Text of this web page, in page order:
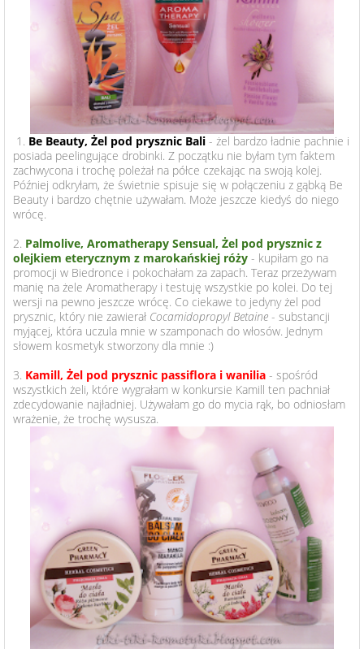
1. Be Beauty, Żel pod prysznic Bali - żel bardzo ładnie pachnie i
posiada peelingujące drobinki. Z początku nie byłam tym faktem
zachwycona i trochę poleżał na półce czekając na swoją kolej.
Później odkryłam, że świetnie spisuje się w połączeniu z gąbką Be
Beauty i bardzo chętnie używałam. Może jeszcze kiedyś do niego
wrócę.
2. Palmolive, Aromatherapy Sensual, Żel pod prysznic z
olejkiem eterycznym z marokańskiej róży - kupiłam go na
promocji w Biedronce i pokochałam za zapach. Teraz przeżywam
manię na żele Aromatherapy i testuję wszystkie po kolei. Do tej
wersji na pewno jeszcze wrócę. Co ciekawe to jedyny żel pod
prysznic, który nie zawierał Cocamidopropyl Betaine - substancji
myjącej, która uczula mnie w szamponach do włosów. Jednym
słowem kosmetyk stworzony dla mnie :)
3. Kamill, Żel pod prysznic passiflora i wanilia - spośród
wszystkich żeli, które wygrałam w konkursie Kamill ten pachniał
zdecydowanie najładniej. Używałam go do mycia rąk, bo odniosłam
wrażenie, że trochę wysusza.